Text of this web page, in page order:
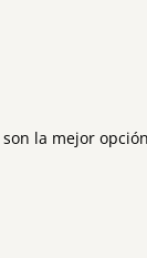
son la mejor